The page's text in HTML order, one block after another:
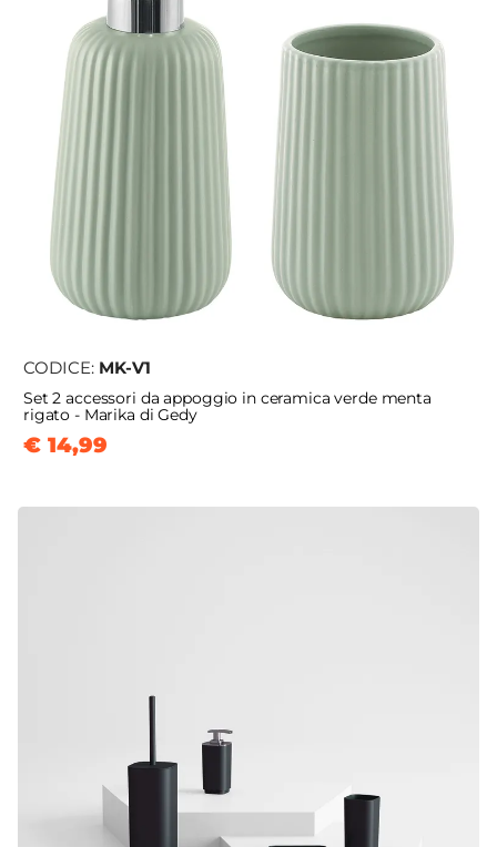
CODICE: MK-V1
Set 2 accessori da appoggio in ceramica verde menta
rigato - Marika di Gedy
€ 14,99